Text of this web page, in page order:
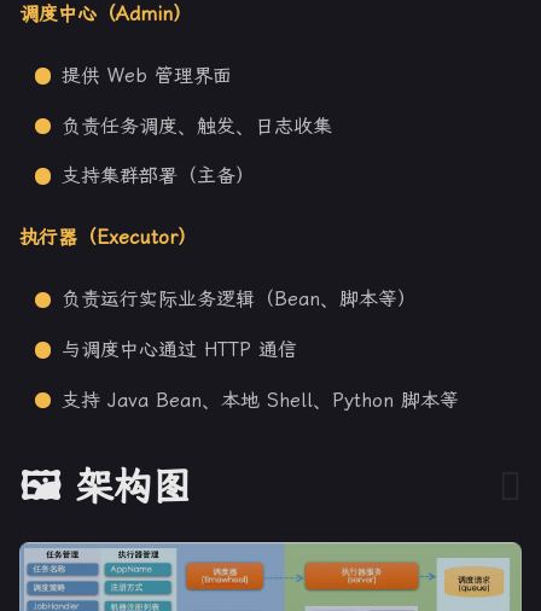
调度中心（Admin）
提供 Web 管理界面
负责任务调度、触发、日志收集
支持集群部署（主备）
执行器（Executor）
负责运行实际业务逻辑（Bean、脚本等）
与调度中心通过 HTTP 通信
支持 Java Bean、本地 Shell、Python 脚本等
🖼️ 架构图